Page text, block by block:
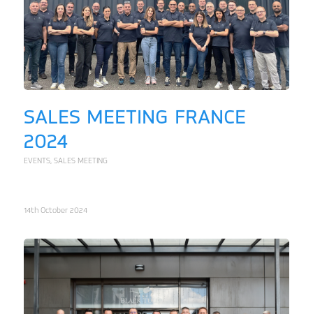
SALES MEETING FRANCE
2024
EVENTS, SALES MEETING
14th October 2024